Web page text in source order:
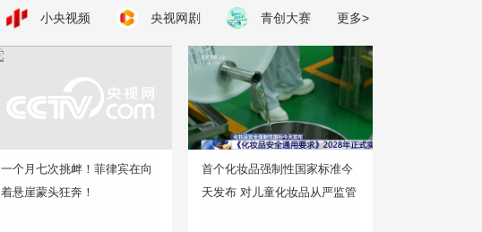
更多>
小央视频 央视网剧 青创大赛
一个月七次挑衅！菲律宾在向
着悬崖蒙头狂奔！
首个化妆品强制性国家标准今
天发布 对儿童化妆品从严监管